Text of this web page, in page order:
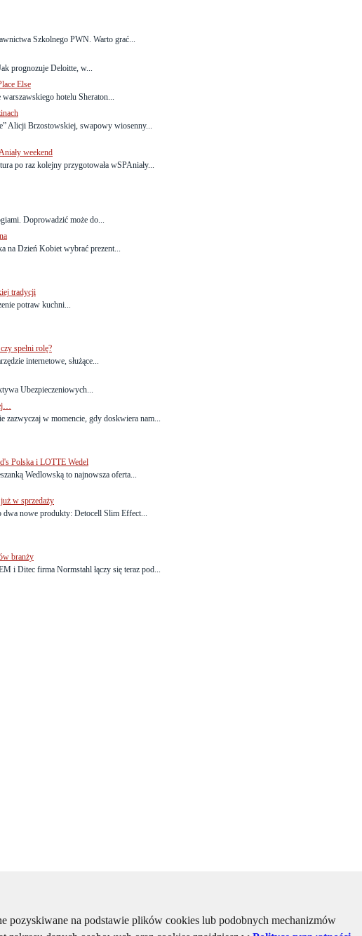
Szkolnego PWN. Warto grać...
prognozuje Deloitte, w...
Else
warszawskiego hotelu Sheraton...
Alicji Brzostowskiej, swapowy wiosenny...
weekend
po raz kolejny przygotowała wSPAniały...
Doprowadzić może do...
na Dzień Kobiet wybrać prezent...
tradycji
potraw kuchni...
spełni rolę?
internetowe, służące...
Ubezpieczeniowych...
zazwyczaj w momencie, gdy doskwiera nam...
Polska i LOTTE Wedel
Wedlowską to najnowsza oferta...
w sprzedaży
dwa nowe produkty: Detocell Slim Effect...
branży
i Ditec firma Normstahl łączy się teraz pod...
pozyskiwane na podstawie plików cookies lub podobnych mechanizmów